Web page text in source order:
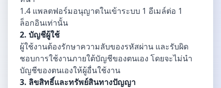
1.4 แพลตฟอร์มอนุญาตในเข้าระบบ 1 อีเมล์ต่อ 1
ล็อกอินเท่านั้น
2. บัญชีผู้ใช้
ผู้ใช้งานต้องรักษาความลับของรหัสผ่าน และรับผิด
ชอบการใช้งานภายใต้บัญชีของตนเอง โดยจะไม่นำ
บัญชีของตนเองให้ผู้อื่นใช้งาน
3. ลิขสิทธิ์และทรัพย์สินทางปัญญา